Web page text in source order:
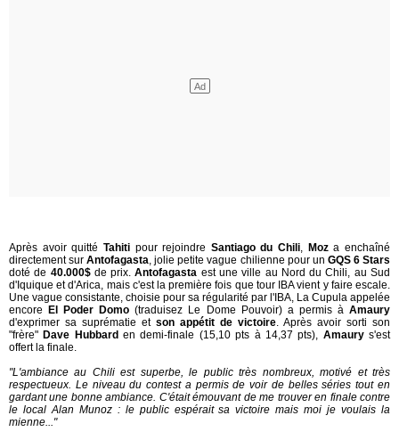
Après avoir quitté Tahitipour rejoindre Santiago du Chili, Moza enchaîné
directement surAntofagasta, jolie petite vague chilienne pour un GQS 6 Stars
doté de 40.000$de prix.Antofagasta est une ville au Nord du Chili, au Sud
d'Iquique et d'Arica, mais c'est la première fois que tour IBA vient y faire escale.
Une vague consistante, choisie pour sa régularité par l'IBA, La Cupula appelée
encore
El Poder Domo (traduisez Le Dome Pouvoir) a permis àAmaury
d'exprimer sa suprématie et son appétit de victoire. Après avoir sorti son
"frère" Dave Hubbard en demi-finale (15,10 pts à 14,37 pts), Amaurys'est
offert la finale.
"L'ambiance au Chili est superbe, le public très nombreux, motivé et très
respectueux. Le niveau du contest a permis de voir de belles séries tout en
gardant une bonne ambiance. C'était émouvant de me trouver en finale contre
le local Alan Munoz : le public espérait sa victoire mais moi je voulais la
mienne..."